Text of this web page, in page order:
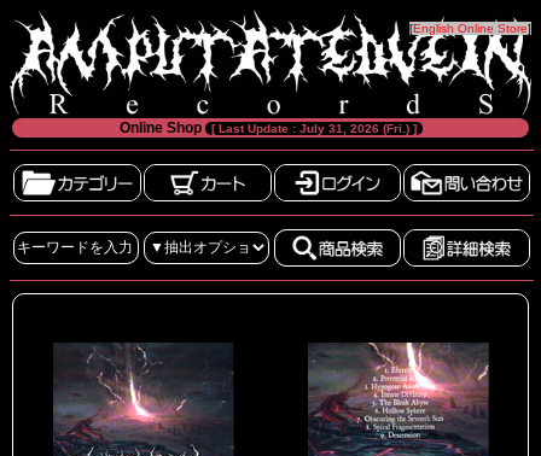
[English Online Store]
Online Shop [ Last Update : July 31, 2026 (Fri.) ]